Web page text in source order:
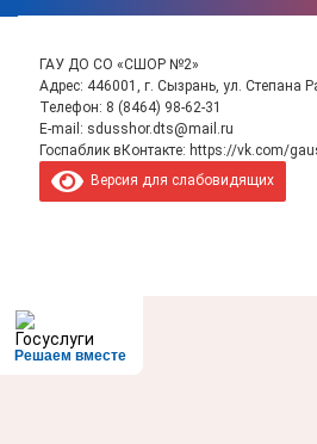
ГАУ ДО СО «СШОР №2»
Адрес: 446001, г. Сызрань, ул. Степана
Телефон: 8 (8464) 98-62-31
E-mail: sdusshor.dts@mail.ru
Госпаблик вКонтакте: https://vk.com/
Версия для слабовидящих
Решаем вместе